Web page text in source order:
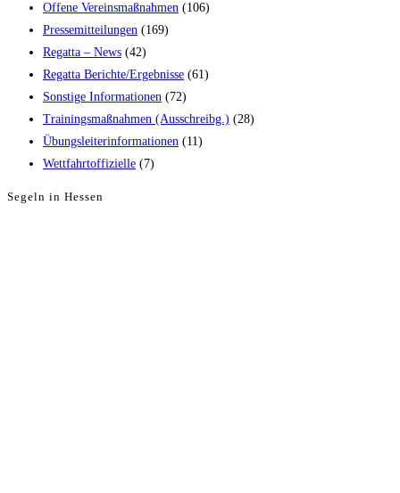
Offene Vereinsmaßnahmen (106)
Pressemitteilungen (169)
Regatta – News (42)
Regatta Berichte/Ergebnisse (61)
Sonstige Informationen (72)
Trainingsmaßnahmen (Ausschreibg.) (28)
Übungsleiterinformationen (11)
Wettfahrtoffizielle (7)
Segeln in Hessen